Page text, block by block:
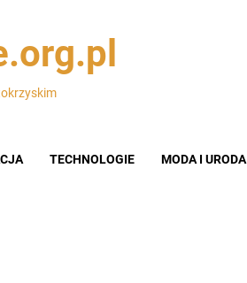
TECHNOLOGIE MODA I URODA